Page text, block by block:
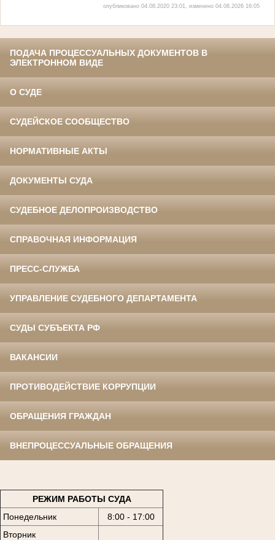
опубликовано 04.08.2020 23:01, изменено 04.08.2026 16:05
ПОДАЧА ПРОЦЕССУАЛЬНЫХ ДОКУМЕНТОВ В
ЭЛЕКТРОННОМ ВИДЕ
О СУДЕ
СУДЕЙСКОЕ СООБЩЕСТВО
НОРМАТИВНЫЕ АКТЫ
ДОКУМЕНТЫ СУДА
СУДЕБНОЕ ДЕЛОПРОИЗВОДСТВО
СПРАВОЧНАЯ ИНФОРМАЦИЯ
ПРЕСС-СЛУЖБА
УПРАВЛЕНИЕ СУДЕБНОГО ДЕПАРТАМЕНТА
СУДЫ СУБЪЕКТА РФ
ВАКАНСИИ
ПРОТИВОДЕЙСТВИЕ КОРРУПЦИИ
ОБРАЩЕНИЯ ГРАЖДАН
ВНЕПРОЦЕССУАЛЬНЫЕ ОБРАЩЕНИЯ
РЕЖИМ РАБОТЫ СУДА
Понедельник
8:00 - 17:00
Вторник